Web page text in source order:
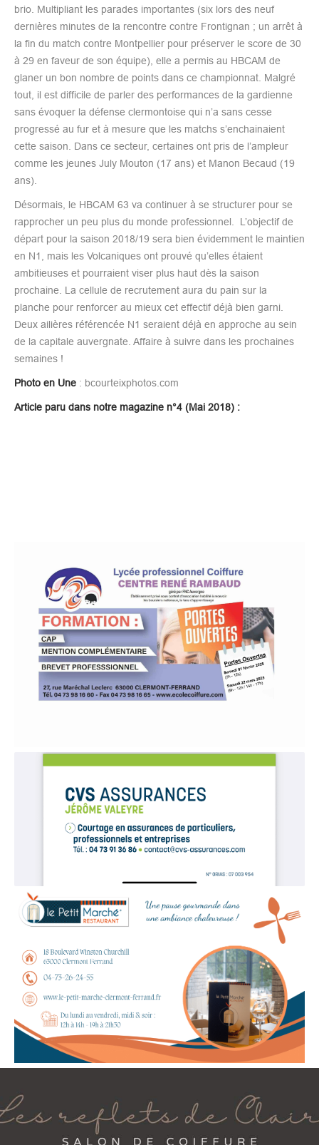
brio. Multipliant les parades importantes (six lors des neuf
dernières minutes de la rencontre contre Frontignan ; un arrêt à
la fin du match contre Montpellier pour préserver le score de 30
à 29 en faveur de son équipe), elle a permis au HBCAM de
glaner un bon nombre de points dans ce championnat. Malgré
tout, il est difficile de parler des performances de la gardienne
sans évoquer la défense clermontoise qui n’a sans cesse
progressé au fur et à mesure que les matchs s’enchainaient
cette saison. Dans ce secteur, certaines ont pris de l’ampleur
comme les jeunes July Mouton (17 ans) et Manon Becaud (19
ans).
Désormais, le HBCAM 63 va continuer à se structurer pour se
rapprocher un peu plus du monde professionnel. L’objectif de
départ pour la saison 2018/19 sera bien évidemment le maintien
en N1, mais les Volcaniques ont prouvé qu’elles étaient
ambitieuses et pourraient viser plus haut dès la saison
prochaine. La cellule de recrutement aura du pain sur la
planche pour renforcer au mieux cet effectif déjà bien garni.
Deux ailières référencée N1 seraient déjà en approche au sein
de la capitale auvergnate. Affaire à suivre dans les prochaines
semaines !
Photo en Une : bcourteixphotos.com
Article paru dans notre magazine n°4 (Mai 2018) :